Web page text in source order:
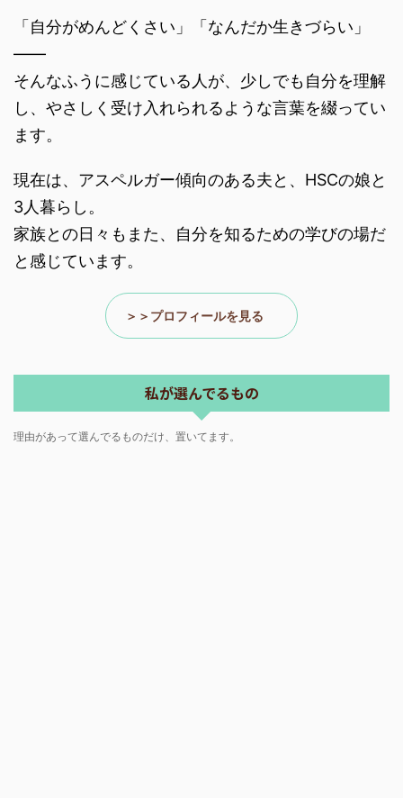
「自分がめんどくさい」「なんだか生きづらい」
――
そんなふうに感じている人が、少しでも自分を理解
し、やさしく受け入れられるような言葉を綴ってい
ます。
現在は、アスペルガー傾向のある夫と、HSCの娘と
3人暮らし。
家族との日々もまた、自分を知るための学びの場だ
と感じています。
＞＞プロフィールを見る
私が選んでるもの
理由があって選んでるものだけ、置いてます。